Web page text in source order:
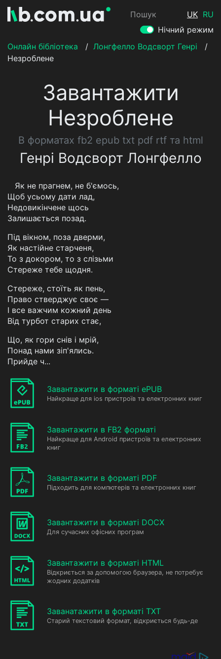
Пошук UK RU
Нічний режим
Онлайн бібліотека
/ Лонгфелло Водсворт Генрі
/
Незроблене
Завантажити
Незроблене
В форматах fb2 epub txt pdf rtf та html
Генрі Водсворт Лонгфелло
Як не прагнем, не б'ємось,
Щоб усьому дати лад,
Недовикінчене щось
Залишається позад.
Під вікном, поза дверми,
Як настійне старченя,
То з докором, то з слізьми
Стереже тебе щодня.
Стереже, стоїть як пень,
Право стверджує своє —
I все важчим кожний день
Від турбот старих стає,
Що, як гори снів і мрій,
Понад нами зіп'ялись.
Прийде ч...
Завантажити в форматі ePUB
Найкраще для ios пристроїв та електронних книг
Завантажити в FB2 форматі
Найкраще для Android пристроїв та електронних
книг
Завантажити в форматі PDF
Підходить для компютерів та електронних книг
Завантажити в форматі DOCX
Для сучасних офісних програм
Завантажити в форматі HTML
Відкриється за допомогою браузера, не потребує
жодних додатків
Заванатажити в форматі TXT
Старий текстовий формат, відкриється будь-де